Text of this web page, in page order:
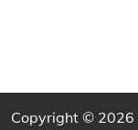
Copyright © 2026